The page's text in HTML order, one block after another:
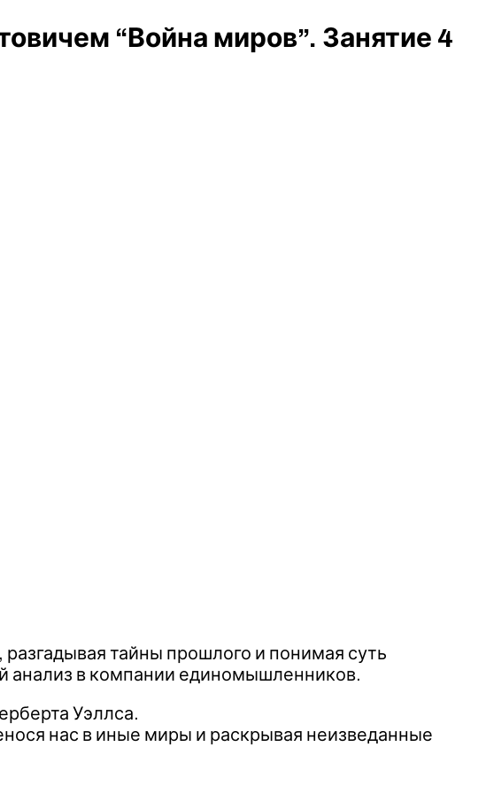
“Война миров”. Занятие 4
тайны прошлого и понимая суть
анализ в компании единомышленников.
Уэллса.
нас в иные миры и раскрывая неизведанные